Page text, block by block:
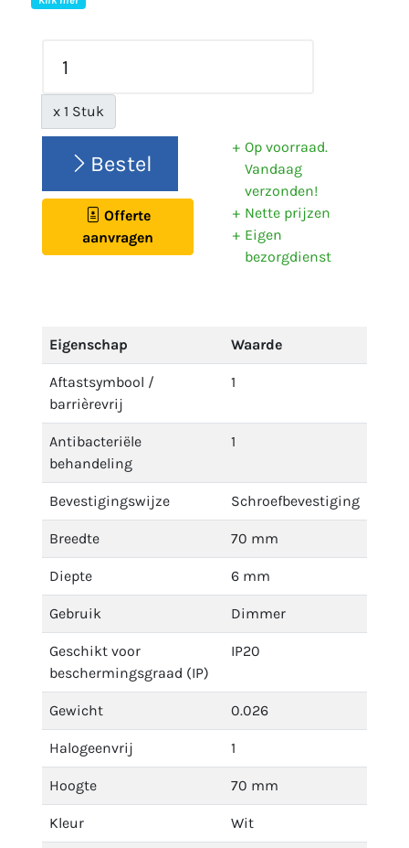
x 1 Stuk
Bestel
Offerte
aanvragen
Op voorraad.
Vandaag
verzonden!
Nette prijzen
Eigen
bezorgdienst
Eigenschap Waarde
Aftastsymbool /
barrièrevrij
1
Antibacteriële
behandeling
1
Bevestigingswijze Schroefbevestiging
Breedte 70 mm
Diepte 6 mm
Gebruik Dimmer
Geschikt voor
beschermingsgraad (IP)
IP20
Gewicht 0.026
Halogeenvrij 1
Hoogte 70 mm
Kleur Wit